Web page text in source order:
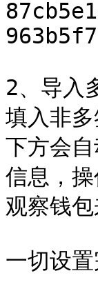
2、导入
填入非
下方会
信息，
观察钱包
一切设